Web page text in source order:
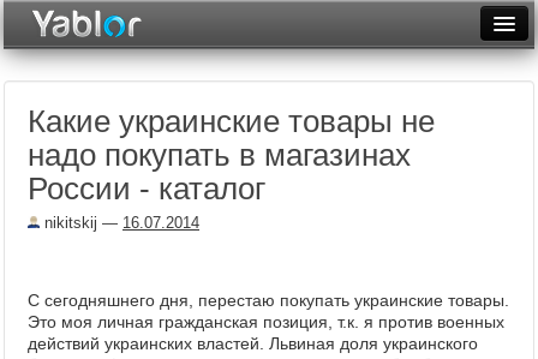
Неделя
Месяц
Фототоп
Какие украинские товары не
надо покупать в магазинах
России - каталог
nikitskij — 16.07.2014
С сегодняшнего дня, перестаю покупать украинские товары.
Это моя личная гражданская позиция, т.к. я против военных
действий украинских властей. Львиная доля украинского